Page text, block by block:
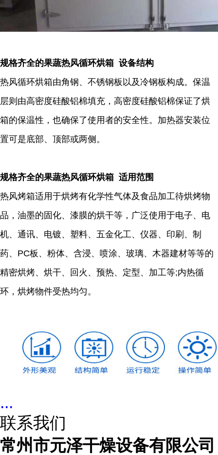
规格齐全的果蔬热风循环烘箱 设备结构
热风循环烘箱由角钢、不锈钢板以及冷钢板构成。保温
层则由高密度硅酸铝棉填充，高密度硅酸铝棉保证了烘
箱的保温性，也确保了使用者的安全性。加热器安装位
置可是底部、顶部或两侧。
规格齐全的果蔬热风循环烘箱 适用范围
热风烤箱适用于烘烤有化学性气体及食品加工待烘烤物
品，油墨的固化、漆膜的烘干等，广泛使用于电子、电
机、通讯、电镀、塑料、五金化工、仪器、印刷、制
药、PC板、粉体、含浸、喷涂、玻璃、木器建材等等的
精密烘烤、烘干、回火、预热、定型、加工等;内热循
环，烘烤物件受热均匀。
...
联系我们
常州市元泽干燥设备有限公司